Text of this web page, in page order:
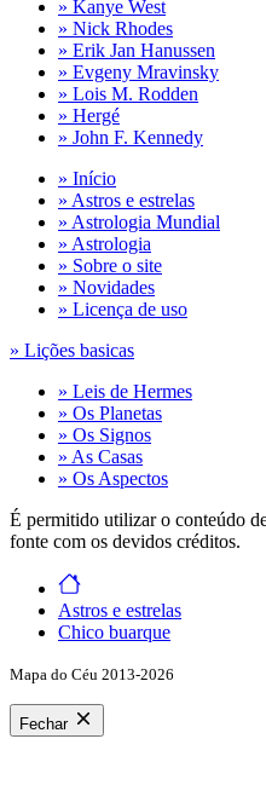
» Kanye West
» Nick Rhodes
» Erik Jan Hanussen
» Evgeny Mravinsky
» Lois M. Rodden
» Hergé
» John F. Kennedy
» Início
» Astros e estrelas
» Astrologia Mundial
» Astrologia
» Sobre o site
» Novidades
» Licença de uso
» Lições basicas
» Leis de Hermes
» Os Planetas
» Os Signos
» As Casas
» Os Aspectos
É permitido utilizar o conteúdo
fonte com os devidos créditos.
Astros e estrelas
Chico buarque
Mapa do Céu 2013-2026
Fechar